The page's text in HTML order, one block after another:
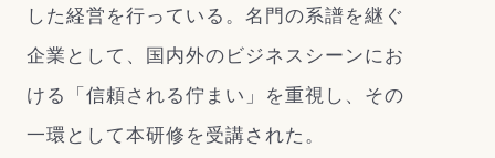
した経営を行っている。名門の系譜を継ぐ
企業として、国内外のビジネスシーンにお
ける「信頼される佇まい」を重視し、その
一環として本研修を受講された。